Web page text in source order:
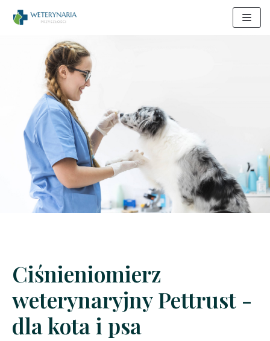
Ciśnieniomierz
weterynaryjny Pettrust -
dla kota i psa